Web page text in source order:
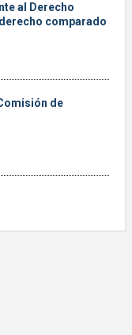
al Derecho
comparado
de